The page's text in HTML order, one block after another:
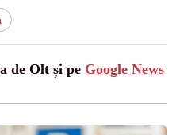
de Olt și pe Google News